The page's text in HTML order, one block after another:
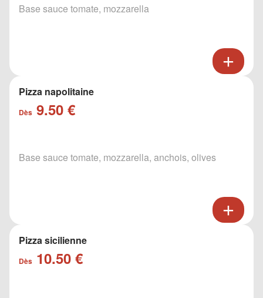
Base sauce tomate, mozzarella
Pizza napolitaine
Dès 9.50 €
Base sauce tomate, mozzarella, anchois, olives
Pizza sicilienne
Dès 10.50 €